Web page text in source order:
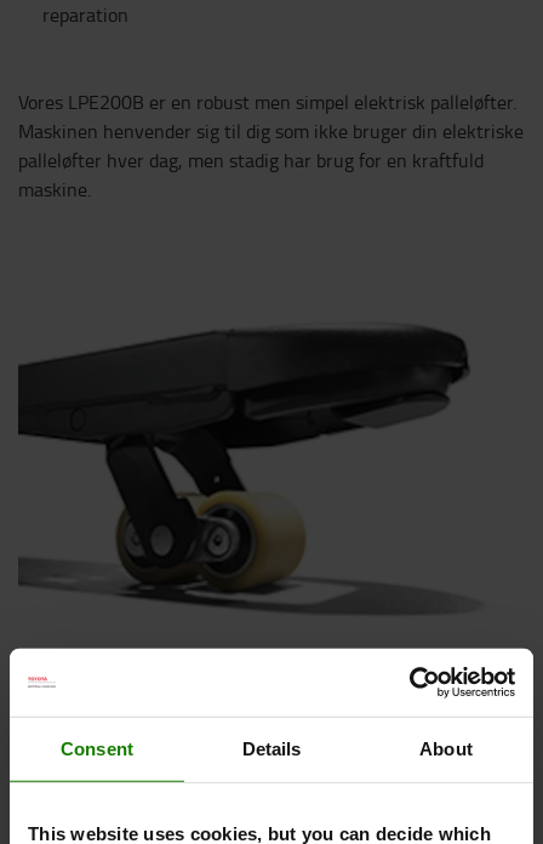
Consent Details About
This website uses cookies, but you can decide which
reparation
Vores LPE200B er en robust men simpel elektrisk palleløfter.
Maskinen henvender sig til dig som ikke bruger din elektriske
palleløfter hver dag, men stadig har brug for en kraftfuld
maskine.
Klatrepladerne sikrer at du let kan komme ind under dine